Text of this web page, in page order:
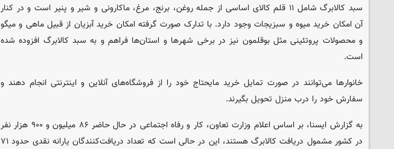
سبد کالابرگ شامل ۱۱ قلم کالای اساسی از جمله روغن، برنج، مرغ، ماکارونی و شیر و پنیر است و در کنار
آن امکان خرید میوه و سبزیجات وجود دارد. با تدارک صورت گرفته امکان خرید آبزیان از قبیل ماهی و میگو
و محصولات پروتئینی مثل بوقلمون نیز در برخی شهرها و استان‌ها فراهم و به سبد کالابرگ افزوده شده
است.
خانوارها می‌توانند در صورت تمایل خرید مایحتاج خود را از فروشگاه‌های آنلاین و اینترنتی انجام دهند و
سفارش خود را درب منزل تحویل بگیرند.
به گزارش ایسنا، بر اساس اعلام وزارت تعاون، کار و رفاه اجتماعی در حال حاضر ۸۶ میلیون و ۹۰۰ هزار نفر
در کشور مشمول دریافت کالابرگ هستند، این در حالی است که تعداد دریافت‌کنندگان یارانه نقدی حدود ۷۱